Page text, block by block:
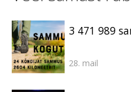
3 471 989
28. mail